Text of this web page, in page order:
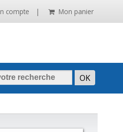
compte | Mon panier